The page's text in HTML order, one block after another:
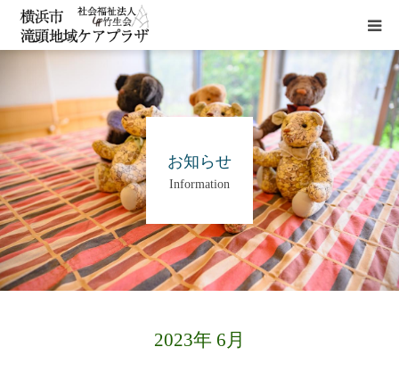
お知らせ
Information
2023年 6月
施設概要
サービス
貸室